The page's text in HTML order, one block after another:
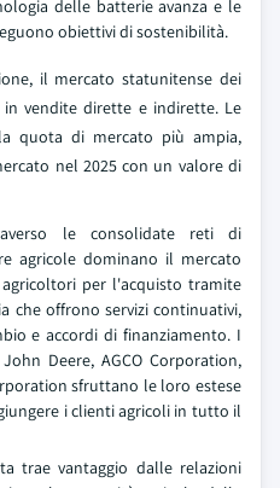
delle batterie avanza e le
obiettivi di sostenibilità.
il mercato statunitense dei
vendite dirette e indirette. Le
quota di mercato più ampia,
nel 2025 con un valore di
le consolidate reti di
agricole dominano il mercato
per l'acquisto tramite
che offrono servizi continuativi,
e accordi di finanziamento. I
Deere, AGCO Corporation,
sfruttano le loro estese
i clienti agricoli in tutto il
trae vantaggio dalle relazioni